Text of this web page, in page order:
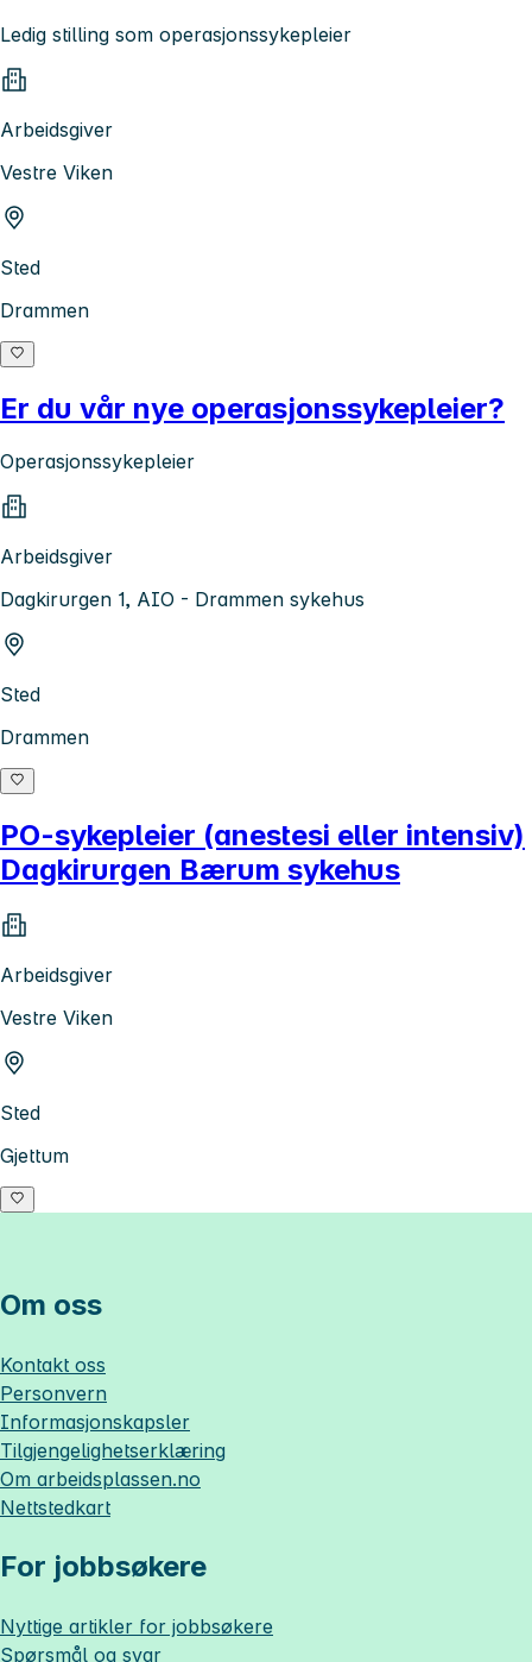
Ledig stilling som operasjonssykepleier
Arbeidsgiver
Vestre Viken
Sted
Drammen
Er du vår nye operasjonssykepleier?
Operasjonssykepleier
Arbeidsgiver
Dagkirurgen 1, AIO - Drammen sykehus
Sted
Drammen
PO-sykepleier (anestesi eller intensiv)
Dagkirurgen Bærum sykehus
Arbeidsgiver
Vestre Viken
Sted
Gjettum
Om oss
Kontakt oss
Personvern
Informasjonskapsler
Tilgjengelighetserklæring
Om arbeidsplassen.no
Nettstedkart
For jobbsøkere
Nyttige artikler for jobbsøkere
Spørsmål og svar